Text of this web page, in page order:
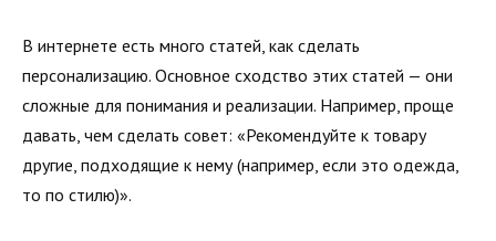
В интернете есть много статей, как сделать
персонализацию. Основное сходство этих статей — они
сложные для понимания и реализации. Например, проще
давать, чем сделать совет: «Рекомендуйте к товару
другие, подходящие к нему (например, если это одежда,
то по стилю)».